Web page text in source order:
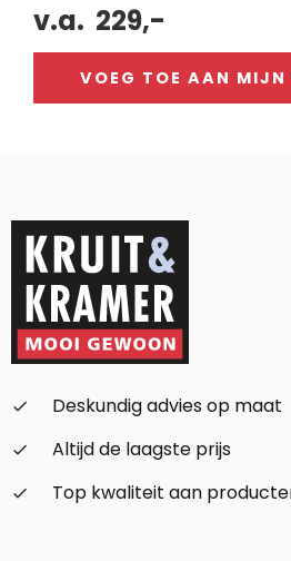
v.a. 229,-
VOEG TOE AAN MIJN
check_small
Deskundig advies op maat
check_small
Altijd de laagste prijs
check_small
Top kwaliteit aan